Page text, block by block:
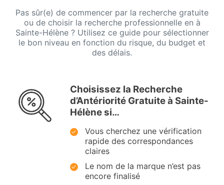
Pas sûr(e) de commencer par la recherche gratuite
ou de choisir la recherche professionnelle en à
Sainte-Hélène ? Utilisez ce guide pour sélectionner
le bon niveau en fonction du risque, du budget et
des délais.
Choisissez la Recherche
d’Antériorité Gratuite à Sainte-
Hélène si…
Vous cherchez une vérification
rapide des correspondances
claires
Le nom de la marque n’est pas
encore finalisé